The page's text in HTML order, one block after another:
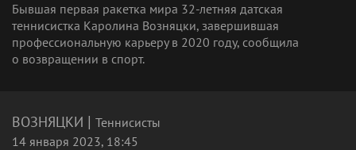
Бывшая первая ракетка мира 32-летняя датская
теннисистка Каролина Возняцки, завершившая
профессиональную карьеру в 2020 году, сообщила
о возвращении в спорт.
ВОЗНЯЦКИ | Теннисисты
14 января 2023, 18:45